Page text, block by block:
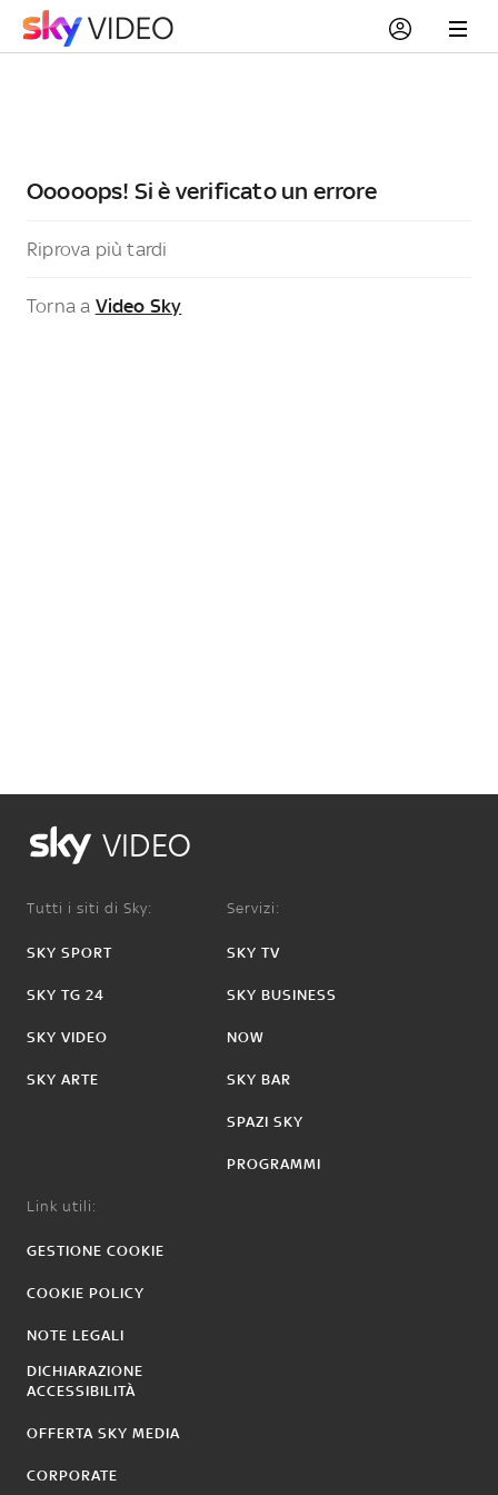
Ooooops! Si è verificato un errore
Riprova più tardi
Torna a Video Sky
VIDEO
Tutti i siti di Sky:
SKY SPORT
SKY TG 24
SKY VIDEO
SKY ARTE
Servizi:
SKY TV
SKY BUSINESS
NOW
SKY BAR
SPAZI SKY
PROGRAMMI
Link utili:
GESTIONE COOKIE
COOKIE POLICY
NOTE LEGALI
DICHIARAZIONE
ACCESSIBILITÀ
OFFERTA SKY MEDIA
CORPORATE